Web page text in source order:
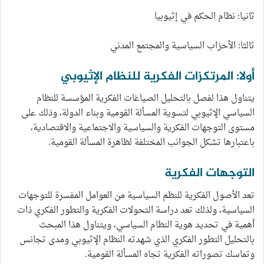
ثانيا: نظام الحكم في إثيوبيا
ثالثا: الأحزاب السياسية والمجتمع المدني
أولا: المرتكزات الفكرية للنظام الإثيوبي
يتناول هذا لفصل بالتحليل الصياغات الفكرية المؤسسة للنظام
السياسي الإثيوبي لتسوية المسألة القومية وبناء الدولة، وذلك على
مستوى التوجهات الفكرية والسياسية والاجتماعية والاقتصادية،
باعتبارها تشكل الجوانب المختلفة لظاهرة المسألة القومية.
التوجهات الفكرية
تعد الأصول الفكرية للنظم السياسية من العوامل المفسرة للتوجهات
السياسية، ولذلك تعد دراسة التحولات الفكرية والتطور الفكري ذات
أهمية في تحديد هوية النظام السياسي، ويتناول هذا المبحث
بالتحليل التطور الفكري الذي شهدته النظام الإثيوبي ومدى تجانس
وتماسك تصوراته الفكرية تجاه المسألة القومية.